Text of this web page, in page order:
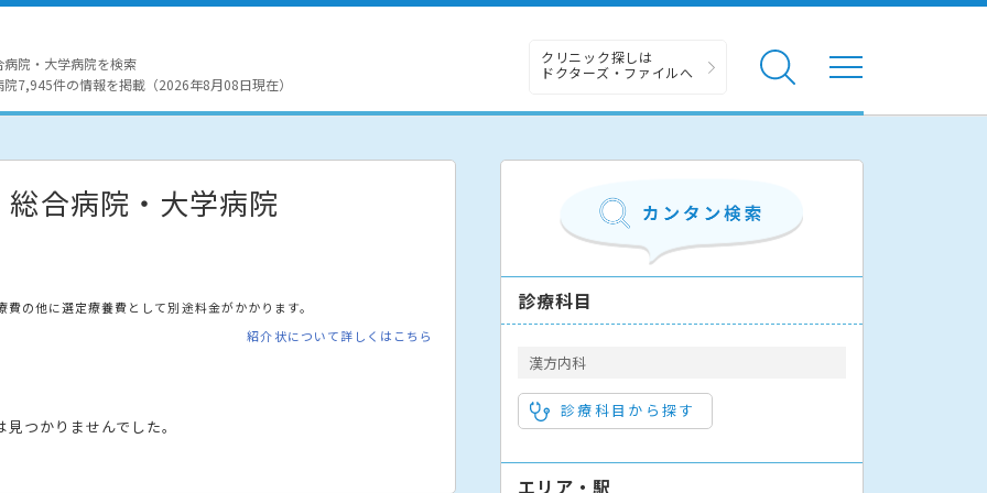
院・大学病院を検索
7,945件の情報を掲載（2026年8月08日現在）
クリニック探しは
ドクターズ・ファイルへ
合病院・大学病院
の他に選定療養費として別途料金がかかります。
紹介状について詳しくはこちら
つかりませんでした。
診療科目
漢方内科
診療科目から探す
エリア・駅